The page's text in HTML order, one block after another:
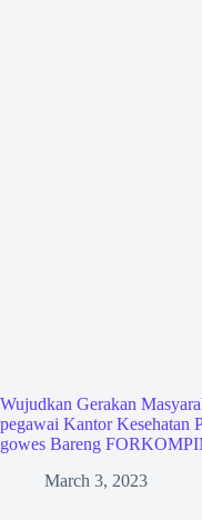
Wujudkan Gerakan
pegawai Kantor Kesehatan
gowes Bareng
March 3, 2023